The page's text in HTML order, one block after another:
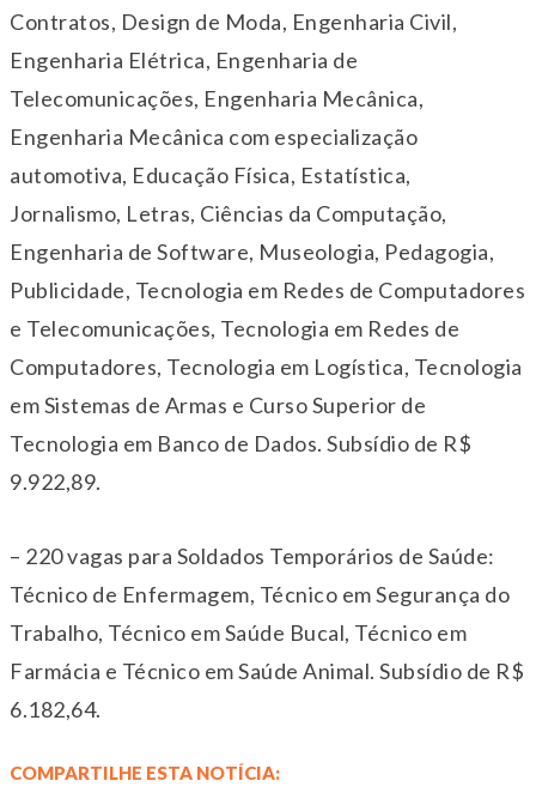
Contratos, Design de Moda, Engenharia Civil,
Engenharia Elétrica, Engenharia de
Telecomunicações, Engenharia Mecânica,
Engenharia Mecânica com especialização
automotiva, Educação Física, Estatística,
Jornalismo, Letras, Ciências da Computação,
Engenharia de Software, Museologia, Pedagogia,
Publicidade, Tecnologia em Redes de Computadores
e Telecomunicações, Tecnologia em Redes de
Computadores, Tecnologia em Logística, Tecnologia
em Sistemas de Armas e Curso Superior de
Tecnologia em Banco de Dados. Subsídio de R$
9.922,89.
– 220 vagas para Soldados Temporários de Saúde:
Técnico de Enfermagem, Técnico em Segurança do
Trabalho, Técnico em Saúde Bucal, Técnico em
Farmácia e Técnico em Saúde Animal. Subsídio de R$
6.182,64.
COMPARTILHE ESTA NOTÍCIA: